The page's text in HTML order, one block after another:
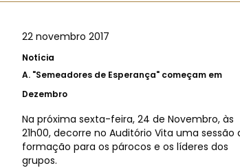
22 novembro 2017
Notícia
A. "Semeadores de Esperança" começam em
Dezembro
Na próxima sexta-feira, 24 de Novembro, às
21h00, decorre no Auditório Vita uma sessão
formação para os párocos e os líderes dos
grupos.